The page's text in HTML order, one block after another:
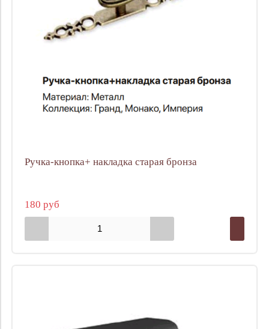
Ручка-кнопка+ накладка старая бронза
180 руб